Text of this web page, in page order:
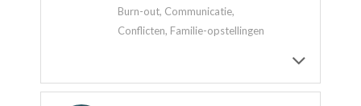
Burn-out, Communicatie,
Conflicten, Familie-opstellingen